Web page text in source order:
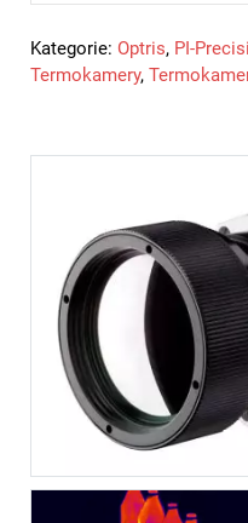
Kategorie: Optris, PI-
Termokamery,